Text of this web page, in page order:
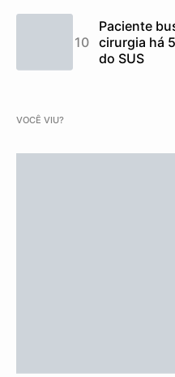
Paciente
cirurgia há
do SUS
VOCÊ VIU?